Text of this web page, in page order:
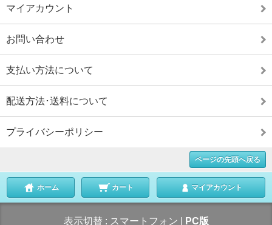
マイアカウント
お問い合わせ
支払い方法について
配送方法･送料について
プライバシーポリシー
ページの先頭へ戻る
ホーム カート マイアカウント
表示切替 : スマートフォン PC版